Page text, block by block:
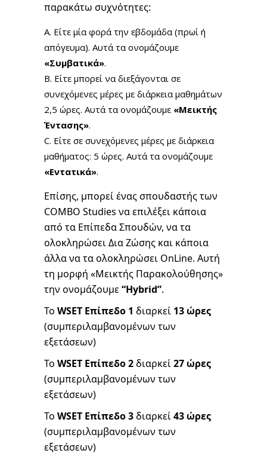
παρακάτω συχνότητες:
Είτε μία φορά την εβδομάδα (πρωί ή
απόγευμα). Αυτά τα ονομάζουμε
«Συμβατικά».
Είτε μπορεί να διεξάγονται σε
συνεχόμενες μέρες με διάρκεια μαθημάτων
2,5 ώρες. Αυτά τα ονομάζουμε «Μεικτής
Έντασης».
Είτε σε συνεχόμενες μέρες με διάρκεια
μαθήματος: 5 ώρες. Αυτά τα ονομάζουμε
«Εντατικά».
Επίσης, μπορεί ένας σπουδαστής των
COMBO Studies να επιλέξει κάποια
από τα Επίπεδα Σπουδών, να τα
ολοκληρώσει Δια Ζώσης και κάποια
άλλα να τα ολοκληρώσει OnLine. Αυτή
τη μορφή «Μεικτής Παρακολούθησης»
την ονομάζουμε“Hybrid”.
Το WSET Επίπεδο 1 διαρκεί 13 ώρες
(συμπεριλαμβανομένων των
εξετάσεων)
Το WSET Επίπεδο 2διαρκεί27 ώρες
(συμπεριλαμβανομένων των
εξετάσεων)
Το WSET Επίπεδο 3διαρκεί43 ώρες
(συμπεριλαμβανομένων των
εξετάσεων)